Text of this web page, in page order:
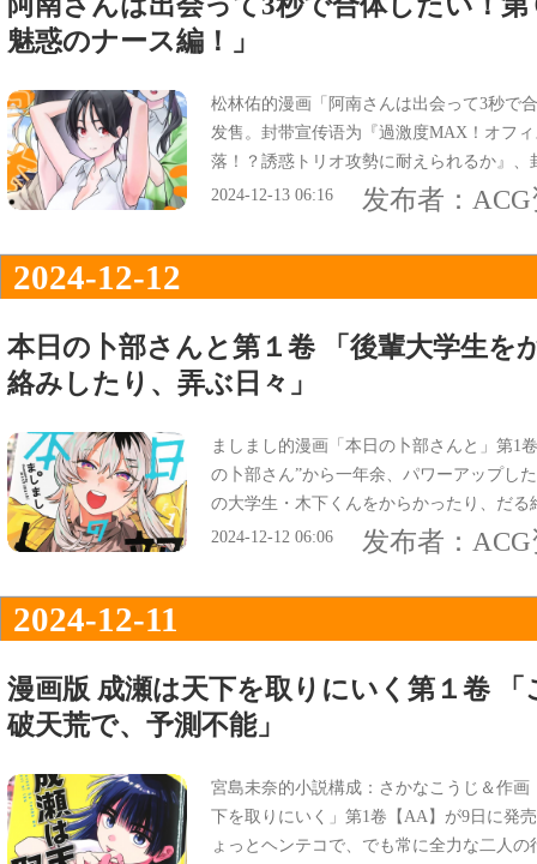
魅惑のナース編！」
松林佑的漫画「阿南さんは出会って3秒で
发售。封带宣传语为『過激度MAX！オフ
落！？誘惑トリオ攻勢に耐えられるか』
いてもたってもいられず…。魅惑のナース
2024-12-13 06:16 发布者：
2024-12-12
本日の卜部さんと第１卷 「後輩大学生を
絡みしたり、弄ぶ日々」
ましまし的漫画「本日の卜部さんと」第1
の卜部さん”から一年余、パワーアップし
の大学生・木下くんをからかったり、だ
2024-12-12 06:06
发布者：
2024-12-11
漫画版 成瀬は天下を取りにいく第１卷 「
破天荒で、予測不能」
宮島未奈的小説構成：さかなこうじ＆作
下を取りにいく」第1卷【AA】が9日に発
ょっとヘンテコで、でも常に全力な二人